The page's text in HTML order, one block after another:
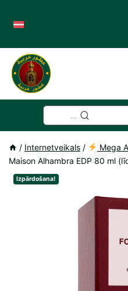
content
/ Internetveikals / Mega
Maison Alhambra EDP 80 ml
Izpārdošana!